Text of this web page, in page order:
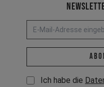
Ich habe die